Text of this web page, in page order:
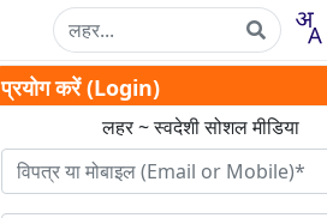
प्रयोग करें (Login)
लहर ~ स्वदेशी सोशल मीडिया